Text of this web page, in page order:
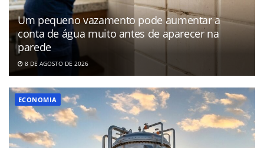
Um pequeno vazamento pode aumentar a
conta de água muito antes de aparecer na
parede
8 DE AGOSTO DE 2026
ECONOMIA